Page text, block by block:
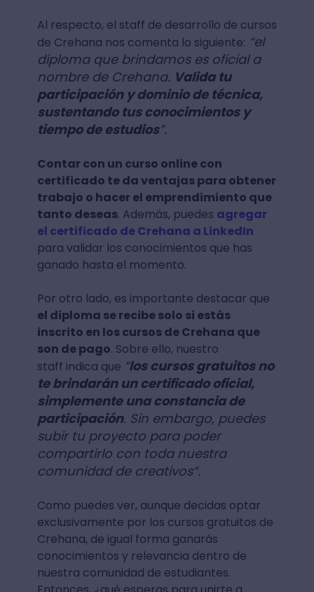
Al respecto, el staff de desarrollo de cursos
de Crehana nos comenta lo siguiente: “el
diploma que brindamos es oficial a
nombre de Crehana. Valida tu
participación y dominio de técnica,
sustentando tus conocimientos y
tiempo de estudios”.
Contar con un curso online con
certificado te da ventajas para obtener
trabajo o hacer el emprendimiento que
tanto deseas. Además, puedes agregar
el certificado de Crehana a LinkedIn
para validar los conocimientos que has
ganado hasta el momento.
Por otro lado, es importante destacar que
el diploma se recibe solo si estás
inscrito en los cursos de Crehana que
son de pago. Sobre ello, nuestro
staff indica que “los cursos gratuitos no
te brindarán un certificado oficial,
simplemente una constancia de
participación. Sin embargo, puedes
subir tu proyecto para poder
compartirlo con toda nuestra
comunidad de creativos”.
Como puedes ver, aunque decidas optar
exclusivamente por los cursos gratuitos de
Crehana, de igual forma ganarás
conocimientos y relevancia dentro de
nuestra comunidad de estudiantes.